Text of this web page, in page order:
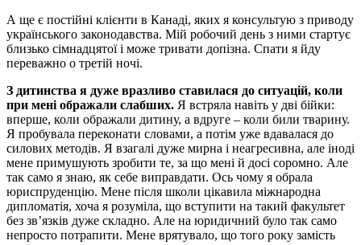
А ще є постійні клієнти в Канаді, яких я консультую з приводу
українського законодавства. Мій робочий день з ними стартує
близько сімнадцятої і може тривати допізна. Спати я йду
переважно о третій ночі.
З дитинства я дуже вразливо ставилася до ситуацій, коли
при мені ображали слабших. Я встряла навіть у дві бійки:
вперше, коли ображали дитину, а вдруге – коли били тварину.
Я пробувала переконати словами, а потім уже вдавалася до
силових методів. Я взагалі дуже мирна і неагресивна, але іноді
мене примушують зробити те, за що мені й досі соромно. Але
так само я знаю, як себе виправдати. Ось чому я обрала
юриспруденцію. Мене після школи цікавила міжнародна
дипломатія, хоча я розуміла, що вступити на такий факультет
без зв’язків дуже складно. Але на юридичний було так само
непросто потрапити. Мене врятувало, що того року замість